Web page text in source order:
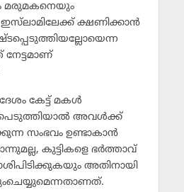
മരുമകനെയും
ഇസ്‌ലാമിലേക്ക് ക്ഷണിക്കാന്‍
നേട്ടമാണ്
കേട്ട് മകള്‍
അവള്‍ക്ക്
സംഭവം ഉണ്ടാകാന്‍
കുട്ടികളെ ഭര്‍ത്താവ്
അതിനായി